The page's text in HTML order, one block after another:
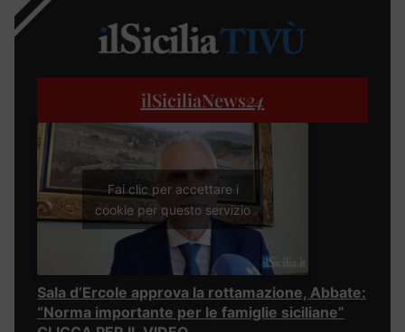
ilSiciliaNews24
Fai clic per accettare i
cookie per questo servizio
Sala d’Ercole approva la rottamazione, Abbate:
“Norma importante per le famiglie siciliane”